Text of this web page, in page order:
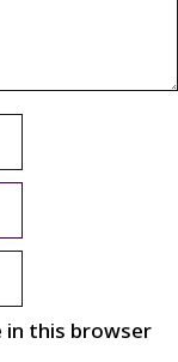
in this browser